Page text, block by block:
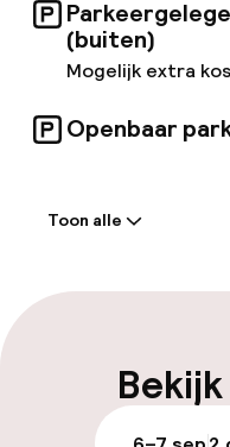
(buiten)
Mogelijk extra
Openbaar
Meertalige
Parkeren &
Toon alle